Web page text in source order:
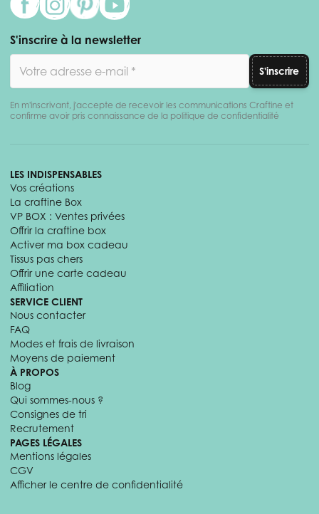
S'inscrire à la newsletter
S'inscrire
En m'inscrivant, j'accepte de recevoir les communications Craftine et
confirme avoir pris connaissance de la politique de confidentialité
LES INDISPENSABLES
Vos créations
La craftine Box
VP BOX : Ventes privées
Offrir la craftine box
Activer ma box cadeau
Tissus pas chers
Offrir une carte cadeau
Affiliation
SERVICE CLIENT
Nous contacter
FAQ
Modes et frais de livraison
Moyens de paiement
À PROPOS
Blog
Qui sommes-nous ?
Consignes de tri
Recrutement
PAGES LÉGALES
Mentions légales
CGV
Afficher le centre de confidentialité